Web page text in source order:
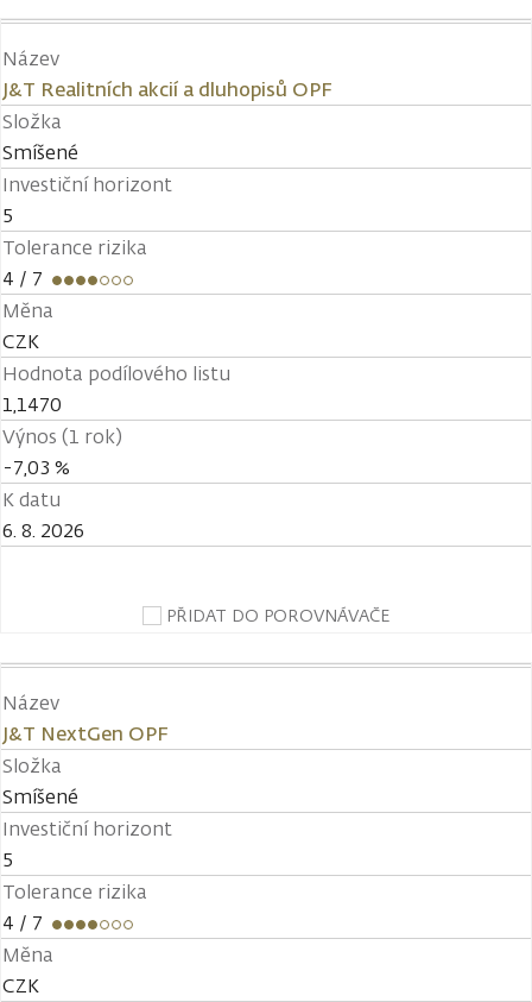
Název
J&T Realitních akcií a dluhopisů OPF
Složka
Smíšené
Investiční horizont
5
Tolerance rizika
4 / 7
Měna
CZK
Hodnota podílového listu
1,1470
Výnos (1 rok)
-7,03 %
K datu
6. 8. 2026
PŘIDAT DO POROVNÁVAČE
Název
J&T NextGen OPF
Složka
Smíšené
Investiční horizont
5
Tolerance rizika
4 / 7
Měna
CZK